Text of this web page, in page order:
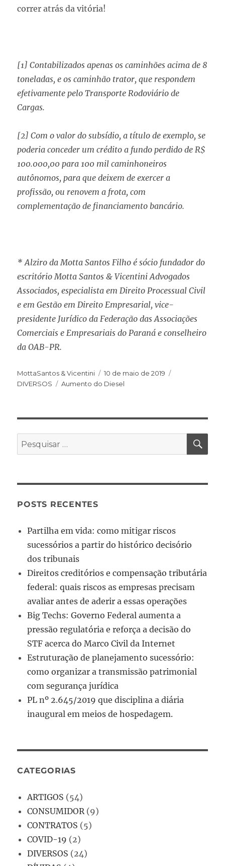
correr atrás da vitória!
[1] Contabilizados apenas os caminhões acima de 8
toneladas, e os caminhão trator, que respondem
efetivamente pelo Transporte Rodoviário de
Cargas.
[2] Com o valor do subsídio, a título de exemplo, se
poderia conceder um crédito a fundo perdido de R$
100.000,00 para 100 mil caminhoneiros
autônomos, para que deixem de exercer a
profissão, ou renovem a frota, com
complementação de financiamento bancário.
* Alziro da Motta Santos Filho é sócio fundador do
escritório Motta Santos & Vicentini Advogados
Associados, especialista em Direito Processual Civil
e em Gestão em Direito Empresarial, vice-
presidente Jurídico da Federação das Associações
Comerciais e Empresariais do Paraná e conselheiro
da OAB-PR.
MottaSantos & Vicentini
10 de maio de 2019
DIVERSOS
Aumento do Diesel
POSTS RECENTES
Partilha em vida: como mitigar riscos
sucessórios a partir do histórico decisório
dos tribunais
Direitos creditórios e compensação tributária
federal: quais riscos as empresas precisam
avaliar antes de aderir a essas operações
Big Techs: Governo Federal aumenta a
pressão regulatória e reforça a decisão do
STF acerca do Marco Civil da Internet
Estruturação de planejamento sucessório:
como organizar a transmissão patrimonial
com segurança jurídica
PL nº 2.645/2019 que disciplina a diária
inaugural em meios de hospedagem.
CATEGORIAS
ARTIGOS (54)
CONSUMIDOR (9)
CONTRATOS (5)
COVID-19 (2)
DIVERSOS (24)